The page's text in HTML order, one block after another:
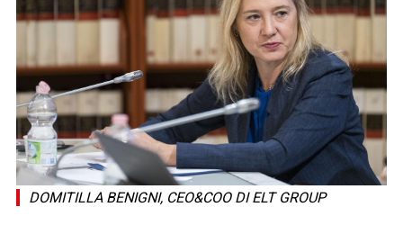
DOMITILLA BENIGNI, CEO&COO DI ELT GROUP